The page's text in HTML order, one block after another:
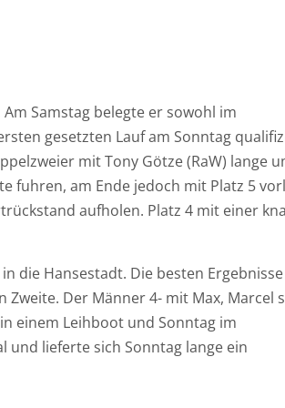
Samstag belegte er sowohl im
gesetzten Lauf am Sonntag
mit Tony Götze (RaW) lange u
fuhren, am Ende jedoch mit Platz 5
aufholen. Platz 4 mit einer
die Hansestadt. Die besten Ergebnisse
Zweite. Der Männer 4- mit Max, Marcel
einem Leihboot und Sonntag im
und lieferte sich Sonntag lange ein